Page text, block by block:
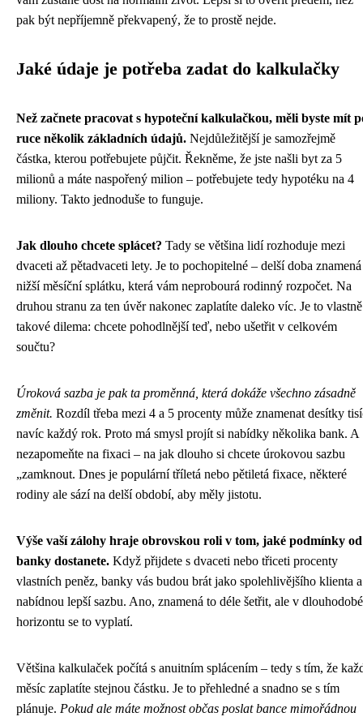
pak být nepříjemně překvapený, že to prostě nejde.
Jaké údaje je potřeba zadat do kalkulačky
Než začnete pracovat s hypoteční kalkulačkou, měli byste mít
ruce několik základních údajů. Nejdůležitější je samozřejmě
částka, kterou potřebujete půjčit. Řekněme, že jste našli byt za 5
milionů a máte naspořený milion – potřebujete tedy hypotéku na 4
miliony. Takto jednoduše to funguje.
Jak dlouho chcete splácet? Tady se většina lidí rozhoduje mezi
dvaceti až pětadvaceti lety. Je to pochopitelné – delší doba znamená
nižší měsíční splátku, která vám neprobourá rodinný rozpočet. Na
druhou stranu za ten úvěr nakonec zaplatíte daleko víc. Je to vlastně
takové dilema: chcete pohodlnější teď, nebo ušetřit v celkovém
součtu?
Úroková sazba je pak ta proměnná, která dokáže všechno zásadně
změnit. Rozdíl třeba mezi 4 a 5 procenty může znamenat desítky
navíc každý rok. Proto má smysl projít si nabídky několika bank. A
nezapomeňte na fixaci – na jak dlouho si chcete úrokovou sazbu
„zamknout. Dnes je populární tříletá nebo pětiletá fixace, některé
rodiny ale sází na delší období, aby měly jistotu.
Výše vaší zálohy hraje obrovskou roli v tom, jaké podmínky od
banky dostanete. Když přijdete s dvaceti nebo třiceti procenty
vlastních peněz, banky vás budou brát jako spolehlivějšího klienta a
nabídnou lepší sazbu. Ano, znamená to déle šetřit, ale v
horizontu se to vyplatí.
Většina kalkulaček počítá s anuitním splácením – tedy s tím, že
měsíc zaplatíte stejnou částku. Je to přehledné a snadno se s tím
plánuje. Pokud ale máte možnost občas poslat bance mimořádnou